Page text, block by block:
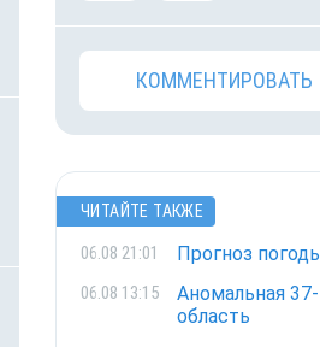
КОММЕНТИРОВАТЬ
ЧИТАЙТЕ ТАКЖЕ
06.08 21:01 Прогноз
06.08 13:15
Аномальная
область